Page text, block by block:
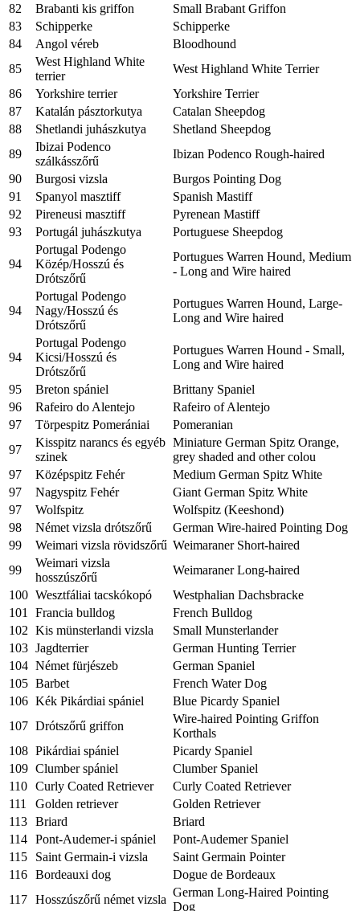
82
Brabanti kis griffon
Small Brabant Griffon
83
Schipperke
Schipperke
84
Angol véreb
Bloodhound
85
West Highland White
terrier
West Highland White Terrier
86
Yorkshire terrier
Yorkshire Terrier
87
Katalán pásztorkutya
Catalan Sheepdog
88
Shetlandi juhászkutya
Shetland Sheepdog
89
Ibizai Podenco
szálkásszőrű
Ibizan Podenco Rough-haired
90
Burgosi vizsla
Burgos Pointing Dog
91
Spanyol masztiff
Spanish Mastiff
92
Pireneusi masztiff
Pyrenean Mastiff
93
Portugál juhászkutya Portuguese Sheepdog
94
Portugal Podengo
Közép/Hosszú és
Drótszőrű
Portugues Warren Hound, Medium
- Long and Wire haired
94
Portugal Podengo
Nagy/Hosszú és
Drótszőrű
Portugues Warren Hound, Large-
Long and Wire haired
94
Portugal Podengo
Kicsi/Hosszú és
Drótszőrű
Portugues Warren Hound - Small,
Long and Wire haired
95
Breton spániel
Brittany Spaniel
96
Rafeiro do Alentejo
Rafeiro of Alentejo
97
Törpespitz Pomerániai
Pomeranian
97
Kisspitz narancs és egyéb
szinek
Miniature German Spitz Orange,
grey shaded and other colou
97
Középspitz Fehér
Medium German Spitz White
97
Nagyspitz Fehér
Giant German Spitz White
97
Wolfspitz
Wolfspitz (Keeshond)
98
Német vizsla drótszőrű
German Wire-haired Pointing Dog
99
Weimari vizsla rövidszőrű Weimaraner Short-haired
99
Weimari vizsla
hosszúszőrű
Weimaraner Long-haired
100 Wesztfáliai tacskókopó
Westphalian Dachsbracke
101
Francia bulldog
French Bulldog
102 Kis münsterlandi vizsla
Small Munsterlander
103 Jagdterrier
German Hunting Terrier
104 Német fürjészeb
German Spaniel
105 Barbet
French Water Dog
106 Kék Pikárdiai spániel
Blue Picardy Spaniel
107 Drótszőrű griffon
Wire-haired Pointing Griffon
Korthals
108 Pikárdiai spániel
Picardy Spaniel
109 Clumber spániel
Clumber Spaniel
110 Curly Coated Retriever
Curly Coated Retriever
111
Golden retriever
Golden Retriever
113 Briard
Briard
114 Pont-Audemer-i spániel
Pont-Audemer Spaniel
115
Saint Germain-i vizsla
Saint Germain Pointer
116 Bordeauxi dog
Dogue de Bordeaux
117 Hosszúszőrű német vizsla
German Long-Haired Pointing
Dog